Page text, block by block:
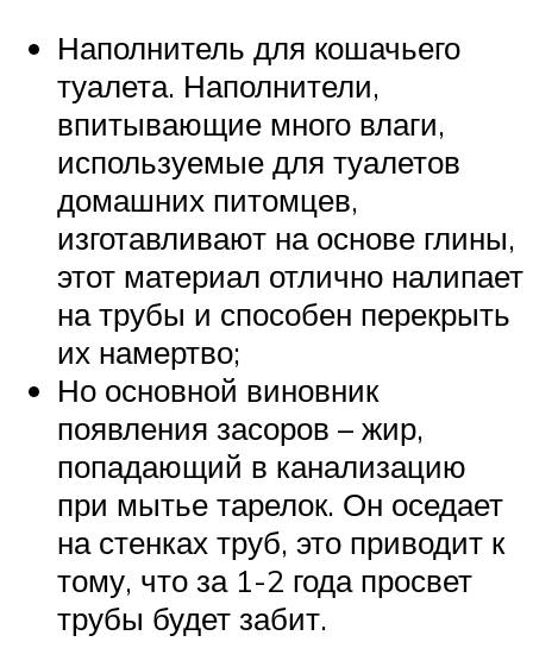
Наполнитель для кошачьего
туалета. Наполнители,
впитывающие много влаги,
используемые для туалетов
домашних питомцев,
изготавливают на основе глины,
этот материал отлично налипает
на трубы и способен перекрыть
их намертво;
Но основной виновник
появления засоров – жир,
попадающий в канализацию
при мытье тарелок. Он оседает
на стенках труб, это приводит к
тому, что за 1-2 года просвет
трубы будет забит.